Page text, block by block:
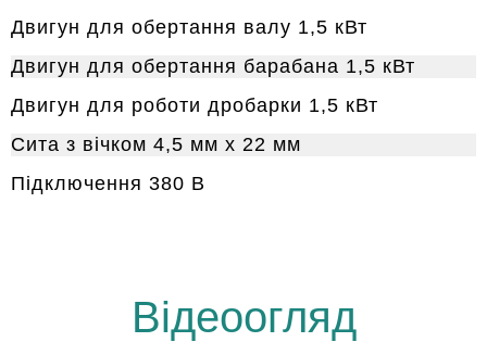
Двигун для обертання валу 1,5 кВт
Двигун для обертання барабана 1,5 кВт
Двигун для роботи дробарки 1,5 кВт
Сита з вічком 4,5 мм х 22 мм
Підключення 380 B
Відеоогляд